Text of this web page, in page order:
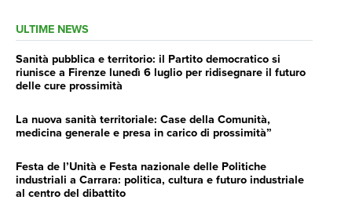
ULTIME NEWS
Sanità pubblica e territorio: il Partito democratico si
riunisce a Firenze lunedì 6 luglio per ridisegnare il futuro
delle cure prossimità
La nuova sanità territoriale: Case della Comunità,
medicina generale e presa in carico di prossimità”
Festa de l’Unità e Festa nazionale delle Politiche
industriali a Carrara: politica, cultura e futuro industriale
al centro del dibattito